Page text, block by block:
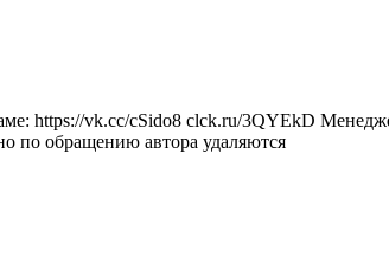
https://vk.cc/cSido8 clck.ru/3QYEkD
по обращению автора удаляются